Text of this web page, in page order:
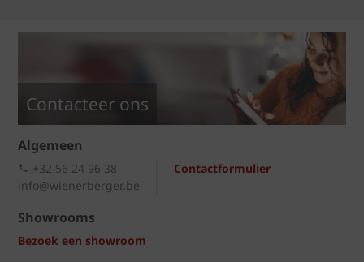
Contacteer ons
Algemeen
Contactformulier
+32 56 24 96 38
info@wienerberger.be
Showrooms
Bezoek een showroom